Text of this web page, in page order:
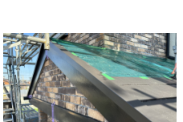
シーリング工事